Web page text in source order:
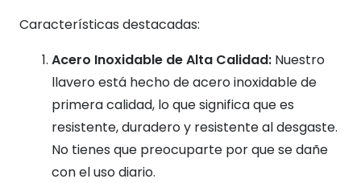
Características destacadas:
Acero Inoxidable de Alta Calidad: Nuestro
llavero está hecho de acero inoxidable de
primera calidad, lo que significa que es
resistente, duradero y resistente al desgaste.
No tienes que preocuparte por que se dañe
con el uso diario.